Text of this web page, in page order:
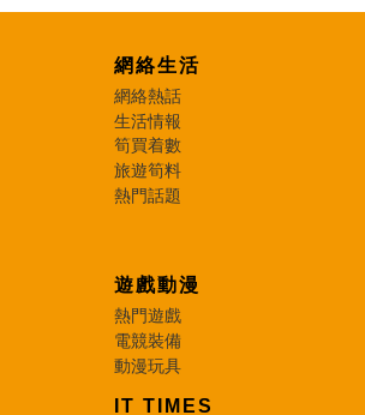
網絡生活
網絡熱話
生活情報
筍買着數
旅遊筍料
熱門話題
遊戲動漫
熱門遊戲
電競裝備
動漫玩具
IT TIMES